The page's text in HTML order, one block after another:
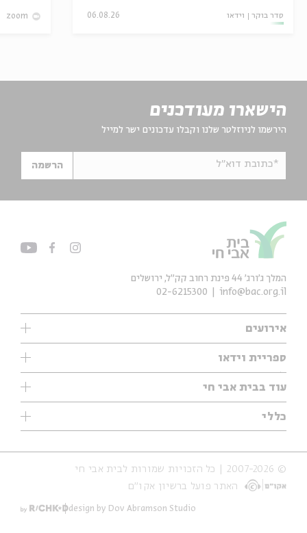
סדר בוקר וידאו 06.08.26
zoom
הישארו מעודכנים
הירשמו לניוזלטר שלנו וקבלו עדכונים ישר למייל
*כתובת דוא"ל הרשמה
אירועים
עיון
אנגלית
נוער
סדרות
אירועי עבר
אירועים בירושלים
ספריית וידאו
ילדים
מוזיקה
עיון
מיוחדים
עוד בבית אבי חי
תערוכות
מיוחדים
כללי
אודות
הצהרת נגישות
תנאי שימוש והצהרת פרטיות
המלך ג'ורג' 44 פינת רחוב קק״ל, ירושלים
info@bac.org.il
02-6215300
© 2007-2026 | כל הזכויות שמורות לבית אבי חי
האתר פועל ברשיון אקו״ם
design by Dov Abramson Studio